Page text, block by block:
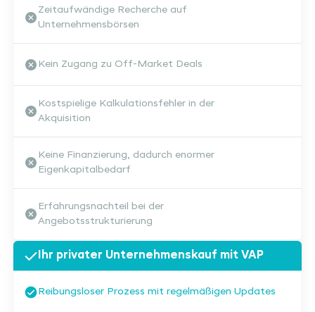
Zeitaufwändige Recherche auf
Unternehmensbörsen
Kein Zugang zu Off-Market Deals
Kostspielige Kalkulationsfehler in der
Akquisition
Keine Finanzierung, dadurch enormer
Eigenkapitalbedarf
Erfahrungsnachteil bei der
Angebotsstrukturierung
Ihr privater Unternehmenskauf mit VAP
Reibungsloser Prozess mit regelmäßigen Updates